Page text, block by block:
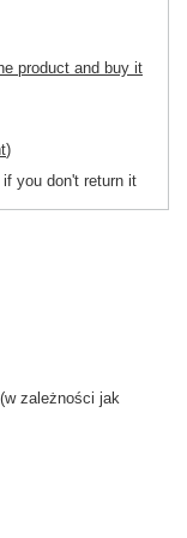
product and buy it
)
you don't return it
zależności jak